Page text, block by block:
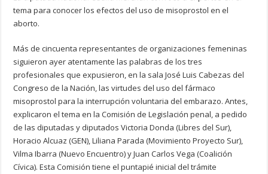
tema para conocer los efectos del uso de misoprostol en el
aborto.
Más de cincuenta representantes de organizaciones femeninas
siguieron ayer atentamente las palabras de los tres
profesionales que expusieron, en la sala José Luis Cabezas del
Congreso de la Nación, las virtudes del uso del fármaco
misoprostol para la interrupción voluntaria del embarazo. Antes,
explicaron el tema en la Comisión de Legislación penal, a pedido
de las diputadas y diputados Victoria Donda (Libres del Sur),
Horacio Alcuaz (GEN), Liliana Parada (Movimiento Proyecto Sur),
Vilma Ibarra (Nuevo Encuentro) y Juan Carlos Vega (Coalición
Cívica). Esta Comisión tiene el puntapié inicial del trámite